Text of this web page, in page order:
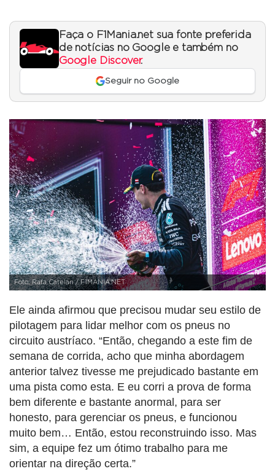
Faça o F1Mania.net sua fonte preferida
de notícias no Google e também no
Google Discover.
Seguir no Google
Foto: Rafa Catelan / F1MANIA.NET
Ele ainda afirmou que precisou mudar seu estilo de
pilotagem para lidar melhor com os pneus no
circuito austríaco. “Então, chegando a este fim de
semana de corrida, acho que minha abordagem
anterior talvez tivesse me prejudicado bastante em
uma pista como esta. E eu corri a prova de forma
bem diferente e bastante anormal, para ser
honesto, para gerenciar os pneus, e funcionou
muito bem… Então, estou reconstruindo isso. Mas
sim, a equipe fez um ótimo trabalho para me
orientar na direção certa.”